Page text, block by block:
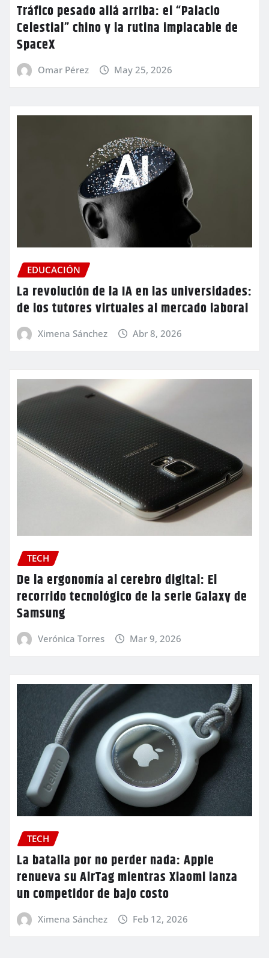
Tráfico pesado allá arriba: el “Palacio
Celestial” chino y la rutina implacable de
SpaceX
Omar Pérez May 25, 2026
EDUCACIÓN
La revolución de la IA en las universidades:
de los tutores virtuales al mercado laboral
Ximena Sánchez Abr 8, 2026
TECH
De la ergonomía al cerebro digital: El
recorrido tecnológico de la serie Galaxy de
Samsung
Verónica Torres Mar 9, 2026
TECH
La batalla por no perder nada: Apple
renueva su AirTag mientras Xiaomi lanza
un competidor de bajo costo
Ximena Sánchez Feb 12, 2026